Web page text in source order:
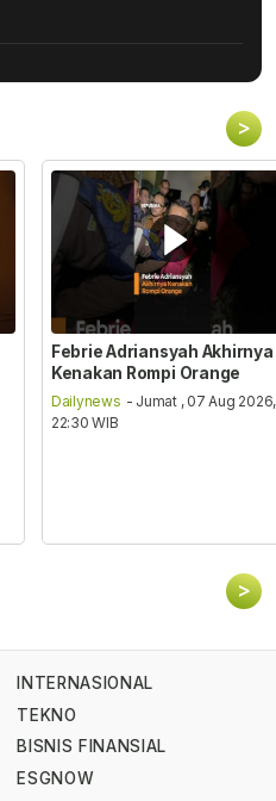
>
Febrie Adriansyah Akhirnya
Kenakan Rompi Orange
Dailynews - Jumat , 07 Aug 2026,
22:30 WIB
>
INTERNASIONAL
TEKNO
BISNIS FINANSIAL
ESGNOW